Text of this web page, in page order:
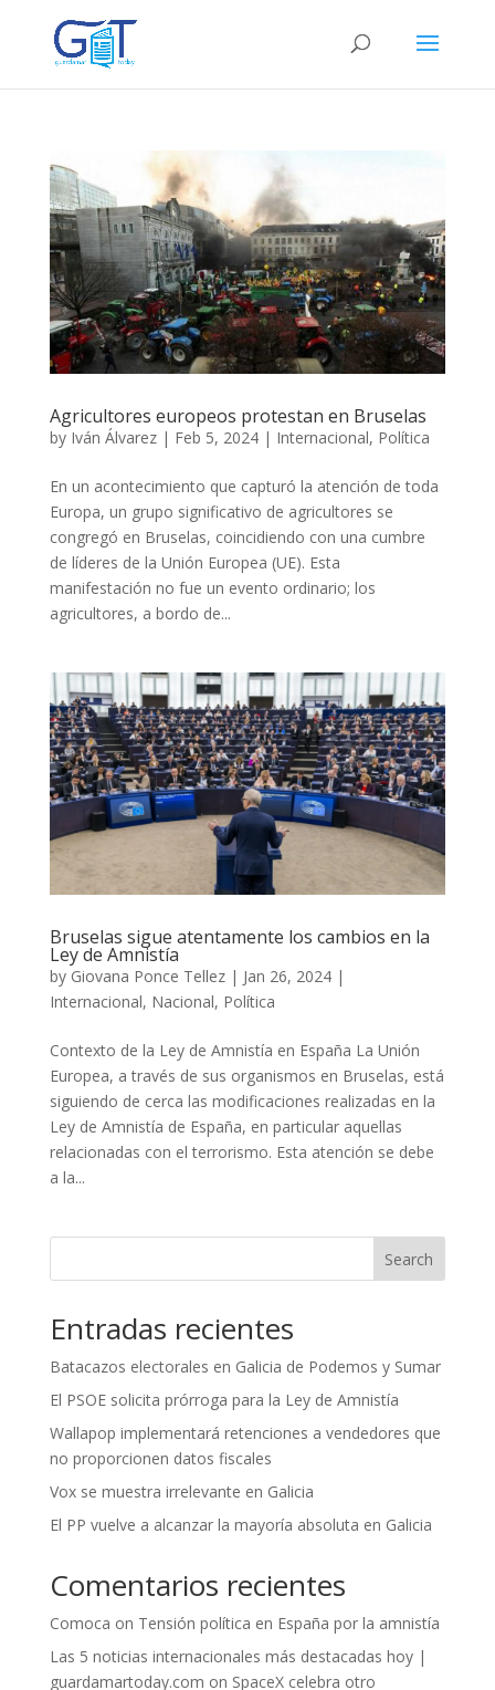
Agricultores europeos protestan en Bruselas
by Iván Álvarez| Feb 5, 2024| Internacional, Política
En un acontecimiento que capturó la atención de toda
Europa, un grupo significativo de agricultores se
congregó en Bruselas, coincidiendo con una cumbre
de líderes de la Unión Europea (UE). Esta
manifestación no fue un evento ordinario; los
agricultores, a bordo de...
Bruselas sigue atentamente los cambios en la
Ley de Amnistía
by Giovana Ponce Tellez| Jan 26, 2024|
Internacional, Nacional, Política
Contexto de la Ley de Amnistía en España La Unión
Europea, a través de sus organismos en Bruselas, está
siguiendo de cerca las modificaciones realizadas en la
Ley de Amnistía de España, en particular aquellas
relacionadas con el terrorismo. Esta atención se debe
a la...
Search
Entradas recientes
Batacazos electorales en Galicia de Podemos y Sumar
El PSOE solicita prórroga para la Ley de Amnistía
Wallapop implementará retenciones a vendedores que
no proporcionen datos fiscales
Vox se muestra irrelevante en Galicia
El PP vuelve a alcanzar la mayoría absoluta en Galicia
Comentarios recientes
Comoca on Tensión política en España por la amnistía
Las 5 noticias internacionales más destacadas hoy |
guardamartoday.com on SpaceX celebra otro